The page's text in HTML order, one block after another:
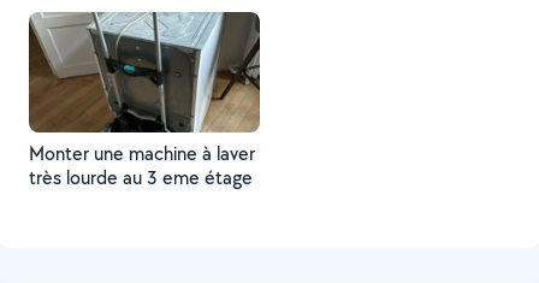
Monter une machine à laver
très lourde au 3 eme étage